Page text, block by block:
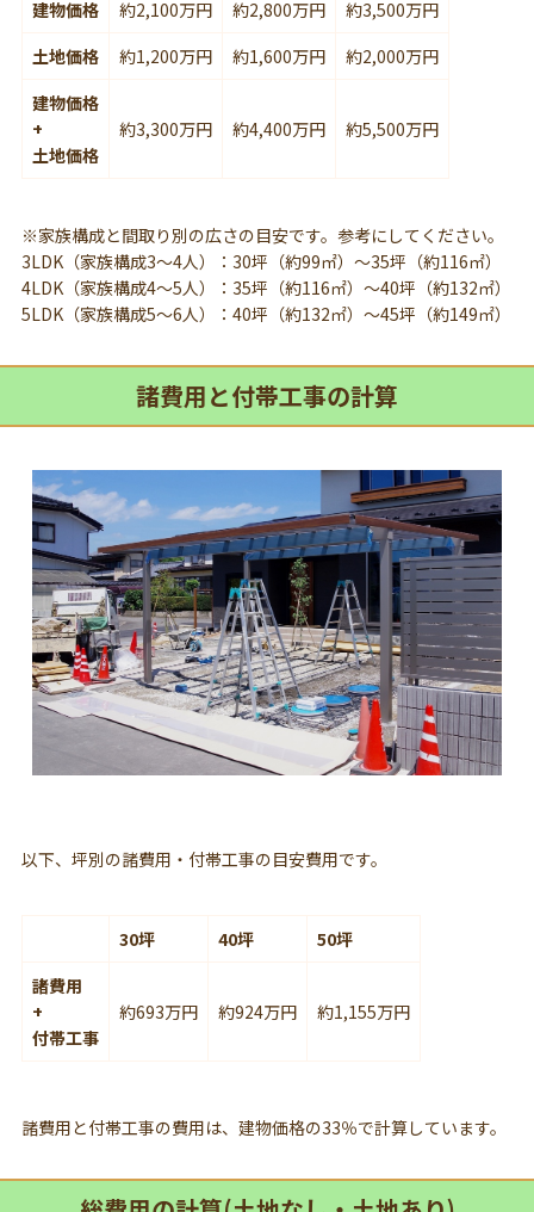
建物価格 約2,100万円 約2,800万円
約3,500万円
土地価格
約1,200万円 約1,600万円
約2,000万円
建物価格
+
土地価格
約3,300万円 約4,400万円 約5,500万円
※家族構成と間取り別の広さの目安です。参考にしてください。
3LDK（家族構成3～4人）：30坪（約99㎡）～35坪（約116㎡）
4LDK（家族構成4～5人）：35坪（約116㎡）～40坪（約132㎡）
5LDK（家族構成5～6人）：40坪（約132㎡）～45坪（約149㎡）
諸費用と付帯工事の計算
以下、坪別の諸費用・付帯工事の目安費用です。
30坪 40坪
50坪
諸費用
+
付帯工事
約693万円 約924万円 約1,155万円
諸費用と付帯工事の費用は、建物価格の33％で計算しています。